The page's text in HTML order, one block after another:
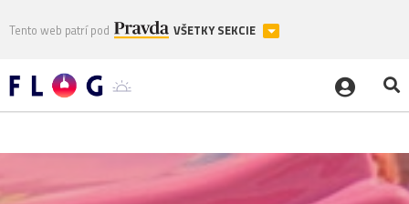
Tento web patrí pod VŠETKY SEKCIE